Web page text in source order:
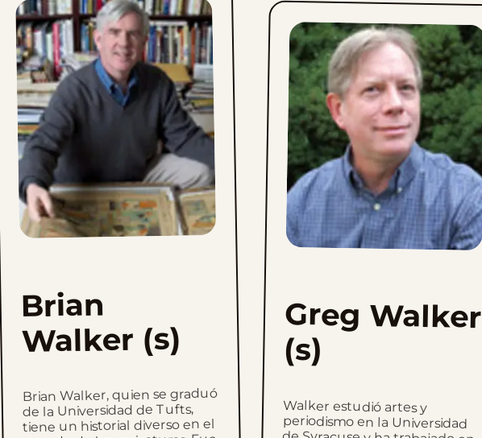
Brian
Walker (s)
Brian Walker, quien se graduó
de la Universidad de Tufts,
tiene un historial diverso en el
Greg Walker
(s)
Walker estudió artes y
periodismo en la Universidad
de Syracuse y ha trabajado en
filmes, fotografía comercial,
periódicos y artes gráficas.
Comenzó su carrera como
caricaturista escribiendo y
dibujando historietas cómicas,
incluidas algunas tan
conocidas como Rocky y
Bullwinkle; Barney y Betty
Rubble; Underdog; Sarge
Snorkel y Beetle Bailey.
Proporcionó chistes a las tiras